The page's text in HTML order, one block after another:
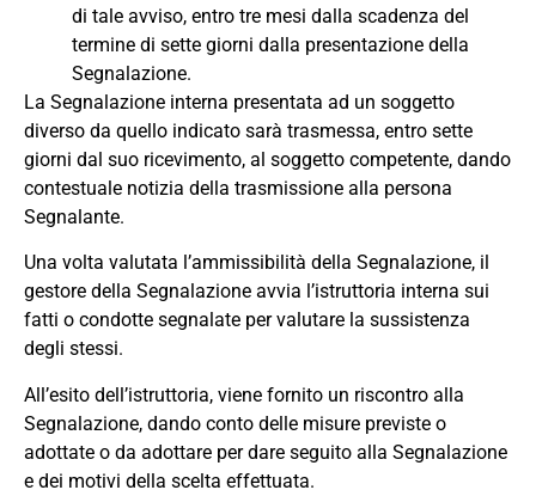
di tale avviso, entro tre mesi dalla scadenza del
termine di sette giorni dalla presentazione della
Segnalazione.
La Segnalazione interna presentata ad un soggetto
diverso da quello indicato sarà trasmessa, entro sette
giorni dal suo ricevimento, al soggetto competente, dando
contestuale notizia della trasmissione alla persona
Segnalante.
Una volta valutata l’ammissibilità della Segnalazione, il
gestore della Segnalazione avvia l’istruttoria interna sui
fatti o condotte segnalate per valutare la sussistenza
degli stessi.
All’esito dell’istruttoria, viene fornito un riscontro alla
Segnalazione, dando conto delle misure previste o
adottate o da adottare per dare seguito alla Segnalazione
e dei motivi della scelta effettuata.